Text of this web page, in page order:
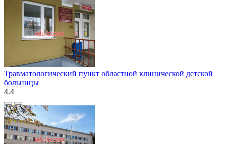
Травматологический пункт областной клинической детской
больницы
4.4